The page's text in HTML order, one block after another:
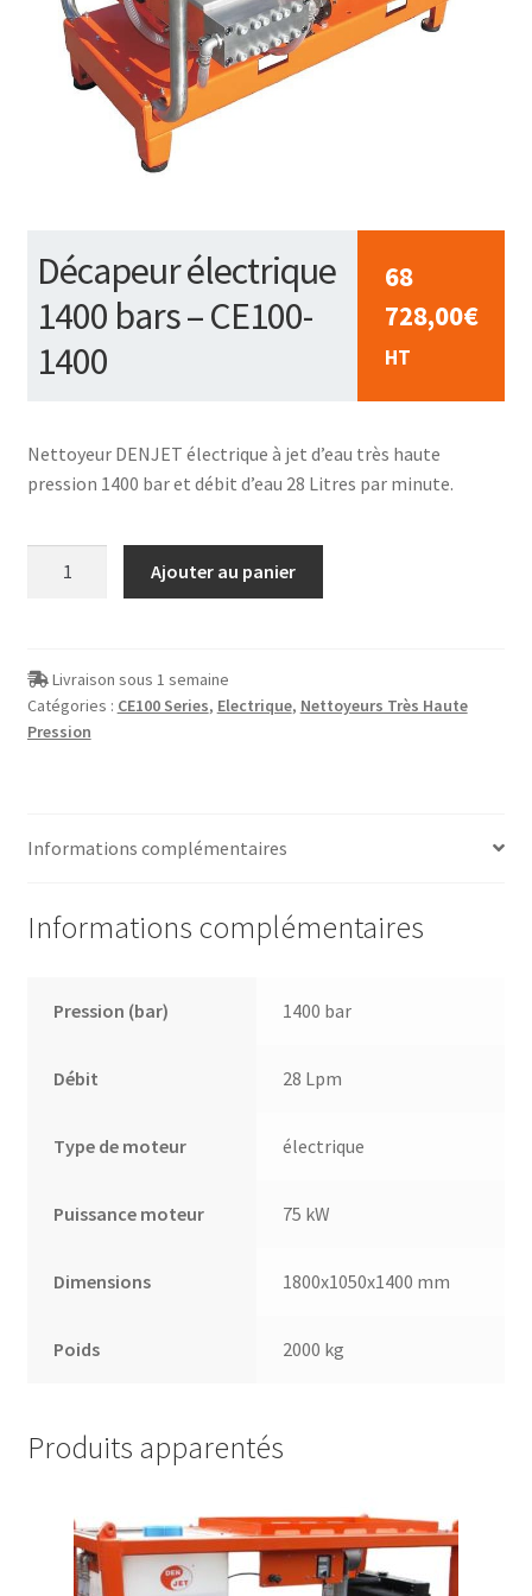
Décapeur électrique
1400 bars – CE100-
1400
68
728,00€
HT
Nettoyeur DENJET électrique à jet d’eau très haute
pression 1400 bar et débit d’eau 28 Litres par minute.
1400
bars
-
Ajouter au panier
Livraison sous 1 semaine
Catégories : CE100 Series, Electrique, Nettoyeurs Très Haute
Pression
Informations complémentaires
Informations complémentaires
Pression (bar) 1400 bar
Débit 28 Lpm
Type de moteur électrique
Puissance moteur 75 kW
Dimensions 1800x1050x1400 mm
Poids 2000 kg
Produits apparentés